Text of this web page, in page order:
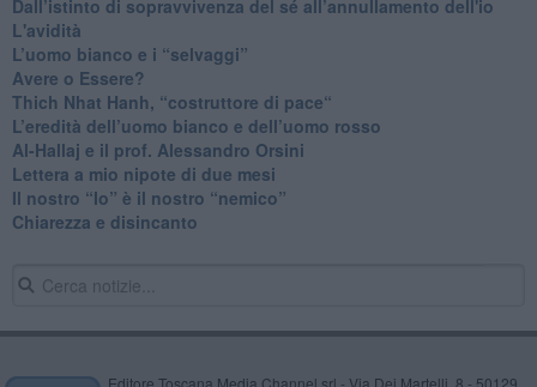
​Dall’istinto di sopravvivenza del sé all’annullamento dell'io
L'avidità
​L’uomo bianco e i “selvaggi”
​Avere o Essere?
​Thich Nhat Hanh, “costruttore di pace“
​L’eredità dell’uomo bianco e dell’uomo rosso
Al-Hallaj e il prof. Alessandro Orsini
​Lettera a mio nipote di due mesi
​Il nostro “Io” è il nostro “nemico”
​Chiarezza e disincanto
Editore Toscana Media Channel srl - Via Dei Martelli, 8 - 50129